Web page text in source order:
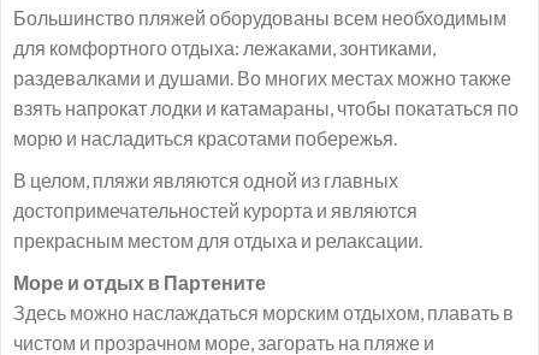
Большинство пляжей оборудованы всем необходимым
для комфортного отдыха: лежаками, зонтиками,
раздевалками и душами. Во многих местах можно также
взять напрокат лодки и катамараны, чтобы покататься по
морю и насладиться красотами побережья.
В целом, пляжи являются одной из главных
достопримечательностей курорта и являются
прекрасным местом для отдыха и релаксации.
Море и отдых в Партените
Здесь можно наслаждаться морским отдыхом, плавать в
чистом и прозрачном море, загорать на пляже и